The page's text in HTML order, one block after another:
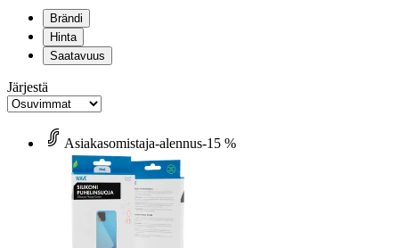
Brändi
Hinta
Saatavuus
Järjestä
Asiakasomistaja-alennus-15 %